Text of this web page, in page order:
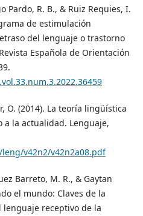
Pardo, R. B., & Ruiz Requies, I.
de estimulación
del lenguaje o trastorno
Española de Orientación
O. (2014). La teoría lingüística
a la actualidad. Lenguaje,
v42n2/v42n2a08.pdf
Barreto, M. R., & Gaytan
el mundo: Claves de la
receptivo de la